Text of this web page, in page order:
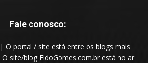
Fale conosco:
O portal / site está entre os blogs mais
O site/blog EldoGomes.com.br está no ar